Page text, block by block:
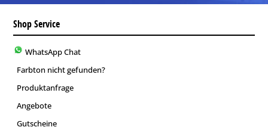
Shop Service
WhatsApp Chat
Farbton nicht gefunden?
Produktanfrage
Angebote
Gutscheine